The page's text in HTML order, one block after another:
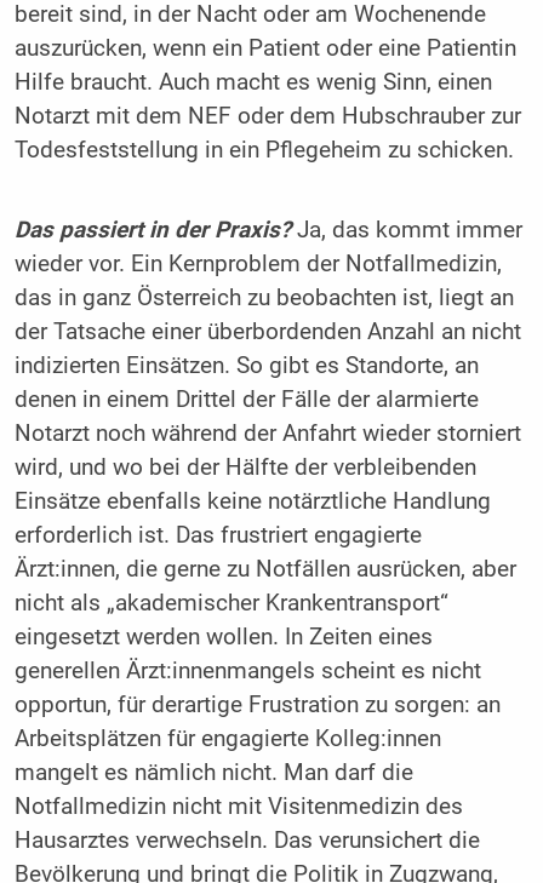
bereit sind, in der Nacht oder am Wochenende
auszurücken, wenn ein Patient oder eine Patientin
Hilfe braucht. Auch macht es wenig Sinn, einen
Notarzt mit dem NEF oder dem Hubschrauber zur
Todesfeststellung in ein Pflegeheim zu schicken.
Das passiert in der Praxis? Ja, das kommt immer
wieder vor. Ein Kernproblem der Notfallmedizin,
das in ganz Österreich zu beobachten ist, liegt an
der Tatsache einer überbordenden Anzahl an nicht
indizierten Einsätzen. So gibt es Standorte, an
denen in einem Drittel der Fälle der alarmierte
Notarzt noch während der Anfahrt wieder storniert
wird, und wo bei der Hälfte der verbleibenden
Einsätze ebenfalls keine notärztliche Handlung
erforderlich ist. Das frustriert engagierte
Ärzt:innen, die gerne zu Notfällen ausrücken, aber
nicht als „akademischer Krankentransport“
eingesetzt werden wollen. In Zeiten eines
generellen Ärzt:innenmangels scheint es nicht
opportun, für derartige Frustration zu sorgen: an
Arbeitsplätzen für engagierte Kolleg:innen
mangelt es nämlich nicht. Man darf die
Notfallmedizin nicht mit Visitenmedizin des
Hausarztes verwechseln. Das verunsichert die
Bevölkerung und bringt die Politik in Zugzwang,